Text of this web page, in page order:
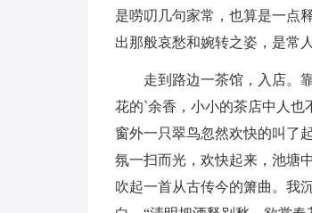
是唠叨几句家常，也算是一点
出那般哀愁和婉转之姿，是常
走到路边一茶馆，入店。
花的`余香，小小的茶店中人也
窗外一只翠鸟忽然欢快的叫了
氛一扫而光，欢快起来，池塘
吹起一首从古传今的箫曲。我